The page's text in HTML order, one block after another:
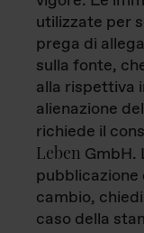
utilizzate per
prega di
sulla fonte,
alla rispettiva
alienazione
richiede il
Leben GmbH.
cambio,
caso della